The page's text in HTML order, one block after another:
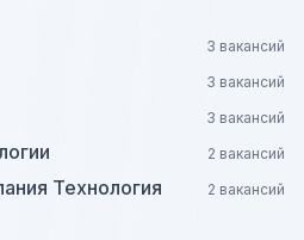
3 вакансий
3 вакансий
3 вакансий
2 вакансий
Технология
2 вакансий